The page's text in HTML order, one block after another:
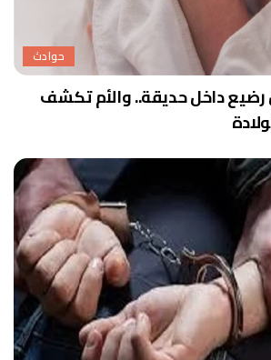
حوادث
رضيع داخل حديقة.. والأم تكشف